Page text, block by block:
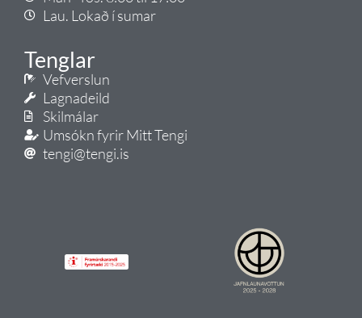
Lau. Lokað í sumar
Tenglar
Vefverslun
Lagnadeild
Skilmálar
Umsókn fyrir Mitt Tengi
tengi@tengi.is